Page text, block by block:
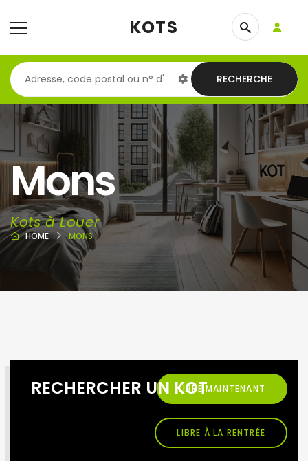
KOTS
RECHERCHE
Mons
Kots à Louer
HOME MONS
RECHERCHER UN KOTLIBRE MAINTENANT
LIBRE À LA RENTRÉE